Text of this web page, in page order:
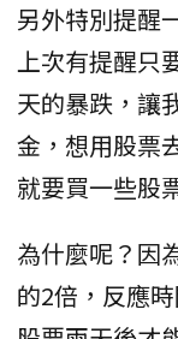
另外特別提醒
上次有提醒只
天的暴跌，讓
金，想用股票
就要買一些股
為什麼呢？因
的2倍，反應